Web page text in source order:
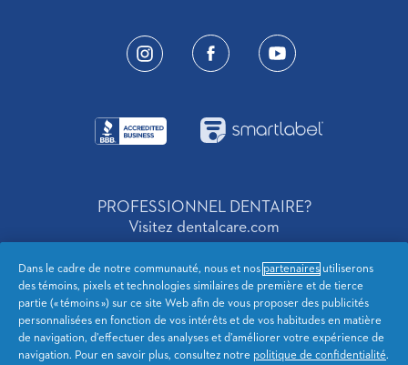
Sécurité des produitsInstagramIconFacebookFooterIcon
YouTubeIcon
BusinessIcon SmartLabelIcon
PROFESSIONNEL DENTAIRE?
Visitez dentalcare.com
Canada French
Notification de ConfidentialiteConfidentialité de l'AC
Dans le cadre de notre communauté, nous et nos partenaires utiliserons
des témoins, pixels et technologies similaires de première et de tierce
partie (« témoins ») sur ce site Web afin de vous proposer des publicités
personnalisées en fonction de vos intérêts et de vos habitudes en matière
de navigation, d’effectuer des analyses et d’améliorer votre expérience de
navigation. Pour en savoir plus, consultez notre politique de confidentialité.